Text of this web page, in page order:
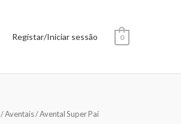
Registar/Iniciar sessão 0
/Aventais/ Avental Super Pai